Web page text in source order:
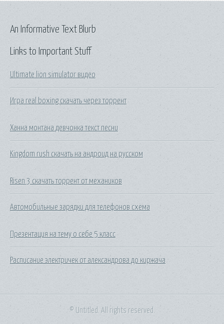
Links to Important Stuff
Ultimate lion simulator видео
Игра real boxing скачать через торрент
Ханна монтана девчонка текст песни
Kingdom rush скачать на андроид на русском
Risen 3 скачать торрент от механиков
Автомобильные зарядки для телефонов схема
Презентация на тему о себе 5 класс
Расписание электричек от александрова до киржача
An Informative Text Blurb
© Untitled. All rights reserved.